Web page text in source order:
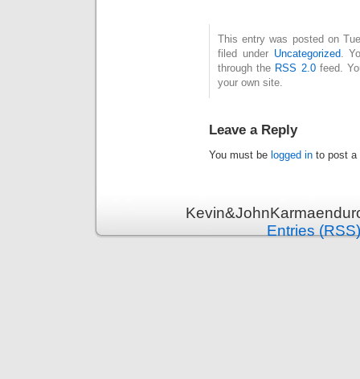
This entry was posted on
filed under Uncategorized.
through the RSS 2.0feed.
your own site.
Leave a Reply
You must be logged in to post a
Entries (RSS)